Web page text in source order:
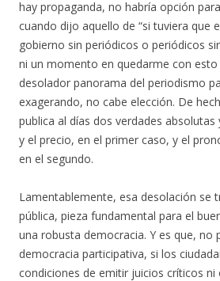
hay propaganda, no habría opción para
cuando dijo aquello de “si tuviera que
gobierno sin periódicos o periódicos
ni un momento en quedarme con esto
desolador panorama del periodismo
exagerando, no cabe elección. De
publica al días dos verdades absolutas
y el precio, en el primer caso, y el
en el segundo.
Lamentablemente, esa desolación se
pública, pieza fundamental para el
una robusta democracia. Y es que, no
democracia participativa, si los
condiciones de emitir juicios críticos ni